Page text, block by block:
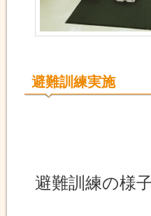
避難訓練実施
避難訓練の様